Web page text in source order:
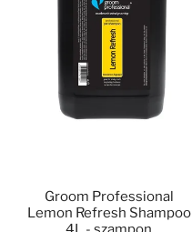
Groom Professional
Lemon Refresh Shampoo